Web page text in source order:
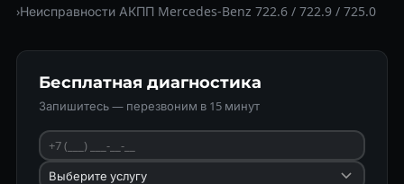
›Неисправности АКПП Mercedes-Benz 722.6 / 722.9 / 725.0
Бесплатная диагностика
Запишитесь — перезвоним в 15 минут